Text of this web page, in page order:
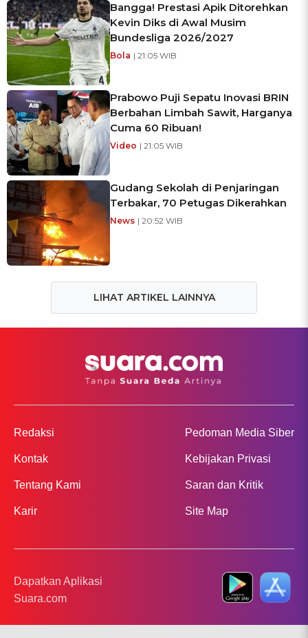
Bangga! Prestasi Apik Ditorehkan
Kevin Diks di Awal Musim
Bundesliga 2026/2027
Bola | 21:05 WIB
Prabowo Puji Sepatu Inovasi BRIN
Berbahan Limbah Sawit, Harganya
Cuma 60 Ribuan!
Video | 21:05 WIB
Gudang Sekolah di Penjaringan
Terbakar, 70 Petugas Dikerahkan
News | 20:52 WIB
LIHAT ARTIKEL LAINNYA
Redaksi
Kontak
Tentang Kami
Karir
Pedoman Media Siber
Kebijakan Privasi
Saran dan Kritik
Site Map
Dapatkan Aplikasi
Suara.com